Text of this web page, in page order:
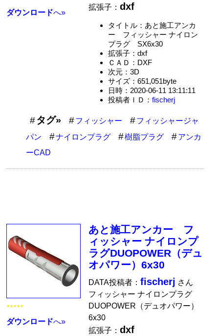
ダウンロードへ»
拡張子：dxf
タイトル：あと施工アンカ
ー フィッシャー ナイロン
プラグ SX6x30
拡張子：dxf
ＣＡＤ：DXF
次元：3D
サイズ：651,051byte
日時：2020-06-11 13:11:11
投稿者ＩＤ： fischerj
タグ» フィッシャー
フィッシャージャ
パン
ナイロンプラグ 樹脂プラグ
アンカ
ーCAD
★★★★★
ダウンロードへ»
あと施工アンカー フ
ィッシャー ナイロンプ
ラグDUOPOWER（デュ
オパワー）6x30
DATA投稿者：fischerj さん
フィッシャー ナイロンプラグ
DUOPOWER（デュオパワー）
6x30
拡張子：dxf